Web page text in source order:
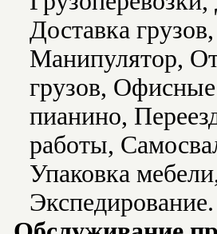
Доставка
Манипулятор,
грузов,
пианино,
работы,
Упаковка
Экспедирование.